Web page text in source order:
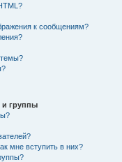
к сообщениям?
темы?
и группы
мне вступить в них?